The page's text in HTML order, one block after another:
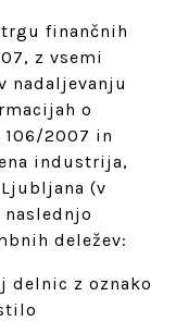
trgu finančnih
z vsemi
nadaljevanju
o
106/2007 in
industrija,
(v
naslednjo
deležev:
delnic z oznako